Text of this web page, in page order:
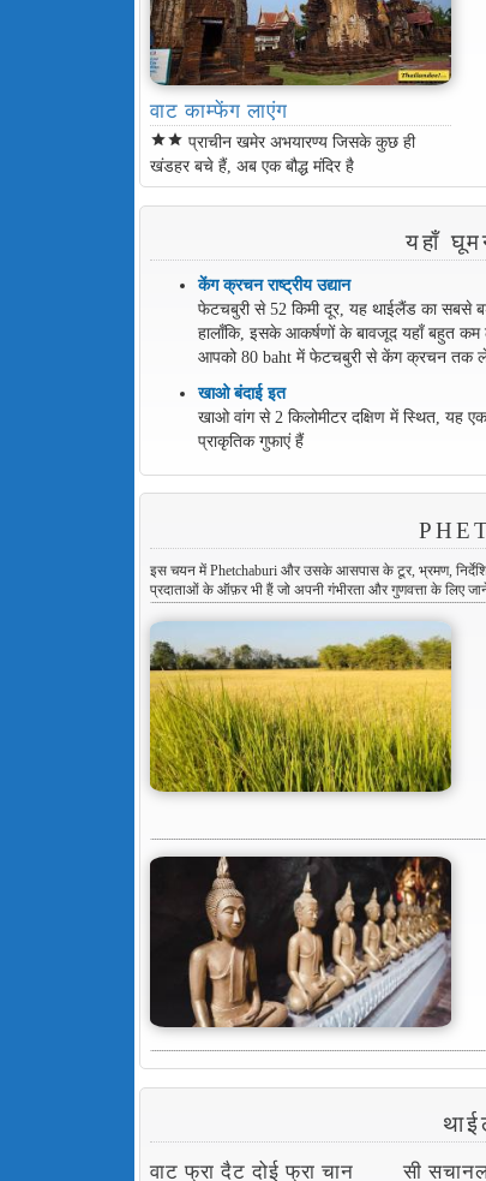
वाट काम्फेंग लाएंग
starstar प्राचीन खमेर अभयारण्य जिसके कुछ ही
खंडहर बचे हैं, अब एक बौद्ध मंदिर है
यहाँ
केंग क्रचन राष्ट्रीय उद्यान
फेटचबुरी से 52 किमी दूर, यह थाईलैंड का सबसे
हालाँकि, इसके आकर्षणों के बावजूद यहाँ बहुत
आपको 80 baht में फेटचबुरी से केंग क्रचन तक ले
खाओ बंदाई इत
खाओ वांग से 2 किलोमीटर दक्षिण में स्थित, यह
प्राकृतिक गुफाएं हैं
इस चयन में Phetchaburi और उसके आसपास के टूर, भ्रमण, निर्देशित
प्रदाताओं के ऑफ़र भी हैं जो अपनी गंभीरता और गुणवत्ता के लिए
वाट फ्रा दैट दोई फ्रा चान सी